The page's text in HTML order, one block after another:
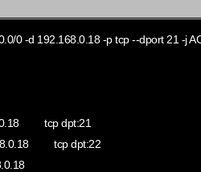
0 -d 192.168.0.18 -p tcp --dport 21 -j
tcp dpt:21
tcp dpt:22